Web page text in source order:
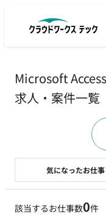
Microsoft
求人・案件一覧
該当するお仕事数0件
気になったお仕事